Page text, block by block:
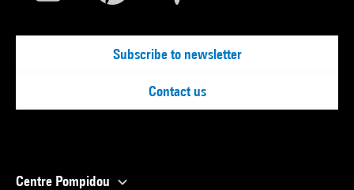
Subscribe to newsletter
Contact us
Centre Pompidou